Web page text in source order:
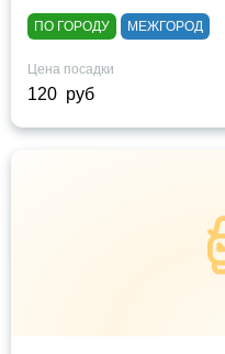
ПО ГОРОДУ МЕЖГОРОД
Цена посадки
120 руб